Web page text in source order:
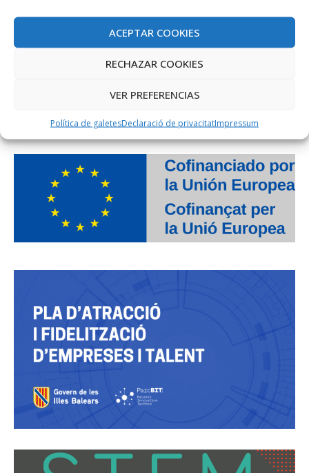
ACEPTAR COOKIES
RECHAZAR COOKIES
VER PREFERENCIAS
Política de galetesDeclaració de privacitatImpressum
PROJECTE COFINANÇAT PEL FONS SOCIAL EUROPEU